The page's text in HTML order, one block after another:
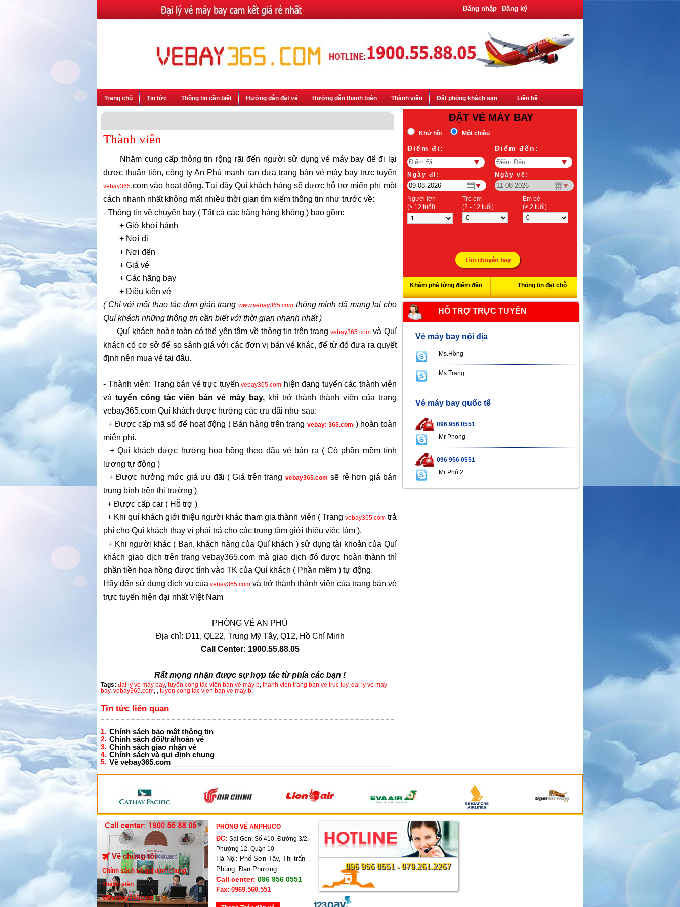
Đăng nhập Đăng ký
Trang chủ Tin tức Thông tin cần biêt Hướng dẫn đặt vé Hướng dẫn thanh toán Thành viên Đặt phòng khách sạn Liên hệ
Thành viên
Nhằm cung cấp thông tin rộng rãi đến người sử dụng vé máy bay để đi lại
được thuận tiện, công ty An Phú mạnh rạn đưa trang bán vé máy bay trực tuyến
vebay365.com vào hoạt động. Tại đây Quí khách hàng sẽ được hỗ trợ miến phí một
cách nhanh nhất không mất nhiều thời gian tìm kiếm thông tin như trước về:
- Thông tin về chuyến bay ( Tất cả các hãng hàng không ) bao gồm:
+ Giờ khởi hành
+ Nơi đi
+ Nơi đến
+ Giá vé
+ Các hãng bay
+ Điều kiện vé
( Chỉ với một thao tác đơn giản trang www.vebay365.com thông minh đã mang lại cho
Quí khách những thông tin cần biết với thời gian nhanh nhất )
Quí khách hoàn toàn có thể yên tâm về thông tin trên trang vebay365.comvà Quí
khách có cơ sở để so sánh giá với các đơn vị bán vé khác, để từ đó đưa ra quyết
định nên mua vé tại đâu.
- Thành viên: Trang bán vé trực tuyến vebay365.com hiện đang tuyển các thành viên
và tuyển công tác viên bán vé máy bay, khi trở thành thành viên của trang
vebay365.com Quí khách được hưởng các ưu đãi như sau:
+ Được cấp mã số để hoạt động ( Bán hàng trên trang vebay: 365.com ) hoàn toàn
miễn phí.
+ Quí khách được hưởng hoa hồng theo đầu vé bán ra ( Có phần mềm tính
lương tự động )
+ Được hưởng mức giá ưu đãi ( Giá trên trang vebay365.com sẽ rẻ hơn giá bán
trung bình trên thị trường )
+ Được cấp car ( Hỗ trợ )
+ Khi quí khách giới thiệu người khác tham gia thành viên ( Trang vebay365.comtrả
phí cho Quí khách thay vì phải trả cho các trung tâm giới thiệu việc làm ).
+ Khi người khác ( Bạn, khách hàng của Quí khách ) sử dụng tài khoản của Quí
khách giao dịch trên trang vebay365.com mà giao dịch đó được hoàn thành thì
phần tiền hoa hồng được tính vào TK của Quí khách ( Phần mềm ) tự động.
Hãy đến sử dụng dịch vụ của vebay365.com và trở thành thành viên của trang bán vé
trực tuyến hiện đại nhất Việt Nam
PHÒNG VÉ AN PHÚ
Địa chỉ: D11, QL22, Trung Mỹ Tây, Q12, Hồ Chí Minh
Call Center: 1900.55.88.05
Rất mọng nhận được sự hợp tác từ phía các bạn !
Tags: đại lý vé máy bay, tuyển công tác viên bán vé máy b, thanh vien trang ban ve truc tuy, dai ly ve may
bay, vebay365.com, , tuyen cong tac vien ban ve may b,
Tin tức liên quan
1. Chính sách bảo mật thông tin
2. Chính sách đổi/trả/hoàn vé
3. Chính sách giao nhận vé
4. Chính sách và qui định chung
5. Về vebay365.com
ĐẶT VÉ MÁY BAY
Một chiều
Khứ hồi
Ðiểm đi: Điểm đến:
Ngày đi: Ngày về:
Người lớn
(> 12 tuổi)
Trẻ em
(2 - 12 tuổi)
Em bé
(< 2 tuổi)
Khám phá từng điểm đến Thông tin đặt chỗ
HỖ TRỢ TRỰC TUYẾN
Vé máy bay nội địa
Ms.Hồng
Ms.Trang
Vé máy bay quốc tế
096 956 0551
Mr Phong
096 956 0551
Mr Phú 2
Về chúng tôi
Chính sách và qui định chung
Thành viên
Về vebay365.com
PHÒNG VÉ ANPHUCO
ĐC: Sài Gòn: Số 410, Đường 3/2,
Phường 12, Quận 10
Hà Nội: Phố Sơn Tây, Thị trấn
Phùng, Đan Phượng
Call center: 096 956 0551
Fax: 0969.560.551
096 956 0551 - 079.261.2267